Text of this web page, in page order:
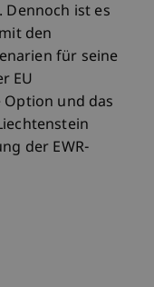
Dennoch ist es
den
für seine
EU
und das
der EWR-